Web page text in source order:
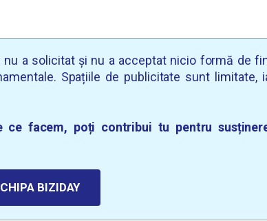
nu a solicitat și nu a acceptat nicio formă de
Spațiile de publicitate sunt limitate,
ce facem, poți contribui tu pentru
BIZIDAY